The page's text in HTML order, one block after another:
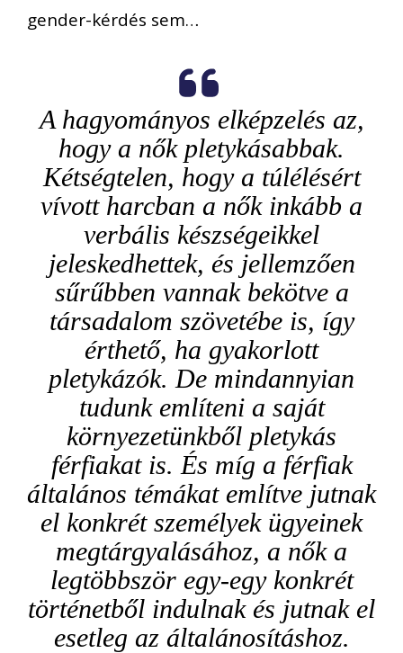
gender-kérdés sem…
A hagyományos elképzelés az,
hogy a nők pletykásabbak.
Kétségtelen, hogy a túlélésért
vívott harcban a nők inkább a
verbális készségeikkel
jeleskedhettek, és jellemzően
sűrűbben vannak bekötve a
társadalom szövetébe is, így
érthető, ha gyakorlott
pletykázók. De mindannyian
tudunk említeni a saját
környezetünkből pletykás
férfiakat is. És míg a férfiak
általános témákat említve jutnak
el konkrét személyek ügyeinek
megtárgyalásához, a nők a
legtöbbször egy-egy konkrét
történetből indulnak és jutnak el
esetleg az általánosításhoz.